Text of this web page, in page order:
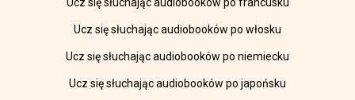
Ucz się słuchając audiobooków po włosku
Ucz się słuchając audiobooków po niemiecku
Ucz się słuchając audiobooków po japońsku